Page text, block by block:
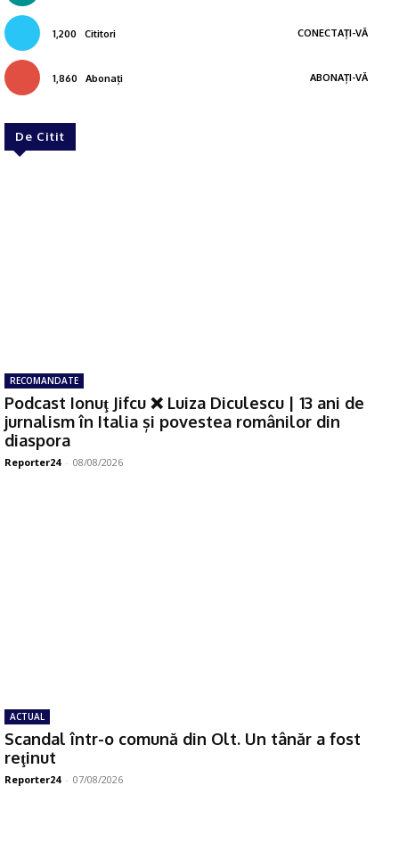
1,200 Cititori CONECTAȚI-VĂ
1,860 Abonați ABONAȚI-VĂ
De Citit
RECOMANDATE
Podcast Ionuţ Jifcu ❌ Luiza Diculescu | 13 ani de
jurnalism în Italia și povestea românilor din
diaspora
Reporter24 - 08/08/2026
ACTUAL
Scandal într-o comună din Olt. Un tânăr a fost
reţinut
Reporter24 - 07/08/2026